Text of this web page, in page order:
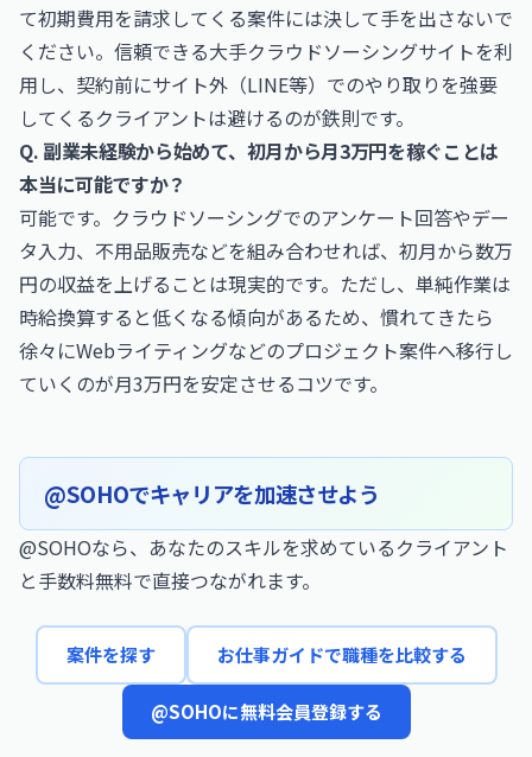
て初期費用を請求してくる案件には決して手を出さないで
ください。信頼できる大手クラウドソーシングサイトを利
用し、契約前にサイト外（LINE等）でのやり取りを強要
してくるクライアントは避けるのが鉄則です。
Q. 副業未経験から始めて、初月から月3万円を稼ぐことは
本当に可能ですか？
可能です。クラウドソーシングでのアンケート回答やデー
タ入力、不用品販売などを組み合わせれば、初月から数万
円の収益を上げることは現実的です。ただし、単純作業は
時給換算すると低くなる傾向があるため、慣れてきたら
徐々にWebライティングなどのプロジェクト案件へ移行し
ていくのが月3万円を安定させるコツです。
@SOHOでキャリアを加速させよう
@SOHOなら、あなたのスキルを求めているクライアント
と手数料無料で直接つながれます。
案件を探す お仕事ガイドで職種を比較する
@SOHOに無料会員登録する